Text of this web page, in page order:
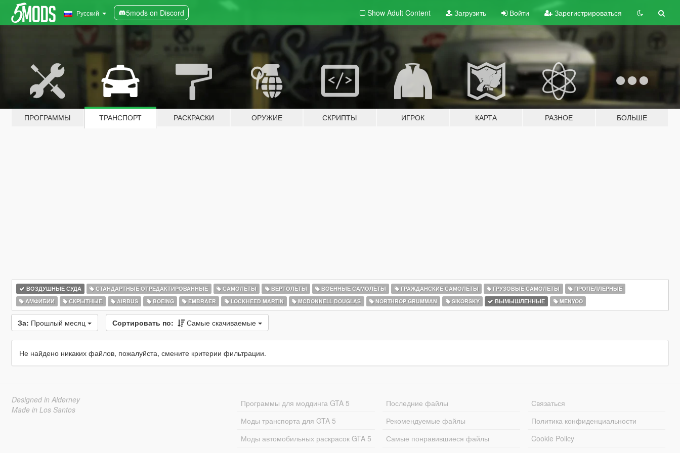
Русский 5mods on Discord Show Adult Content Загрузить Войти Зарегистрироваться
ПРОГРАММЫ ТРАНСПОРТ РАСКРАСКИ ОРУЖИЕ СКРИПТЫ ИГРОК КАРТА РАЗНОЕ БОЛЬШЕ
ВОЗДУШНЫЕ СУДА СТАНДАРТНЫЕ ОТРЕДАКТИРОВАННЫЕ САМОЛЁТЫ ВЕРТОЛЁТЫ ВОЕННЫЕ САМОЛЁТЫ ГРАЖДАНСКИЕ САМОЛЁТЫ ГРУЗОВЫЕ САМОЛЕТЫ
ПРОПЕЛЛЕРНЫЕ
АМФИБИИ
СКРЫТНЫЕ AIRBUS BOEING EMBRAER LOCKHEED MARTIN MCDONNELL DOUGLAS NORTHROP GRUMMAN SIKORSKY ВЫМЫШЛЕННЫЕ MENYOO
За: Прошлый месяц Сортировать по: Самые скачиваемые
Не найдено никаких файлов, пожалуйста, смените критерии фильтрации.
Designed in Alderney
Made in Los Santos
Программы для моддинга GTA 5
Моды транспорта для GTA 5
Моды автомобильных раскрасок GTA 5
Последние файлы
Рекомендуемые файлы
Самые понравившиеся файлы
Связаться
Политика конфиденциальности
Cookie Policy